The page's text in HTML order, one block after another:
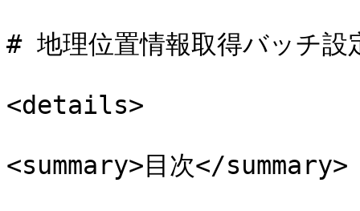
# 地理位置情報取得バッチ設
<details>
<summary>目次</summary>